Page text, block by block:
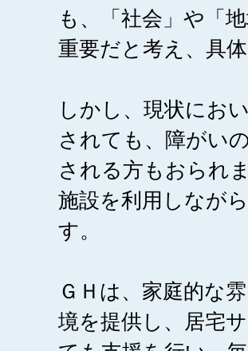
も、「社会」や「
重要だと考え、具
しかし、現状にお
されても、障がい
される方もおられ
施設を利用しなが
す。
ＧＨは、家庭的な
境を提供し、居宅